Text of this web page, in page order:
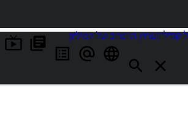
קמיליוןערוץ היוטיוב של קמיליון